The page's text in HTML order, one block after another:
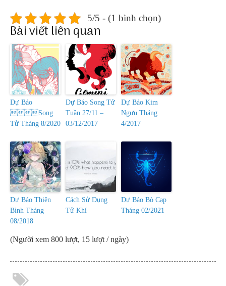
5/5 - (1 bình chọn)
Bài viết liên quan
Dự Báo
Song
Tử Tháng 8/2020
Dự Báo Song Tử
Tuần 27/11 –
03/12/2017
Dự Báo Kim
Ngưu Tháng
4/2017
Dự Báo Thiên
Bình Tháng
08/2018
Cách Sử Dụng
Tử Khí
Dự Báo Bò Cạp
Tháng 02/2021
(Người xem 800 lượt, 15 lượt / ngày)